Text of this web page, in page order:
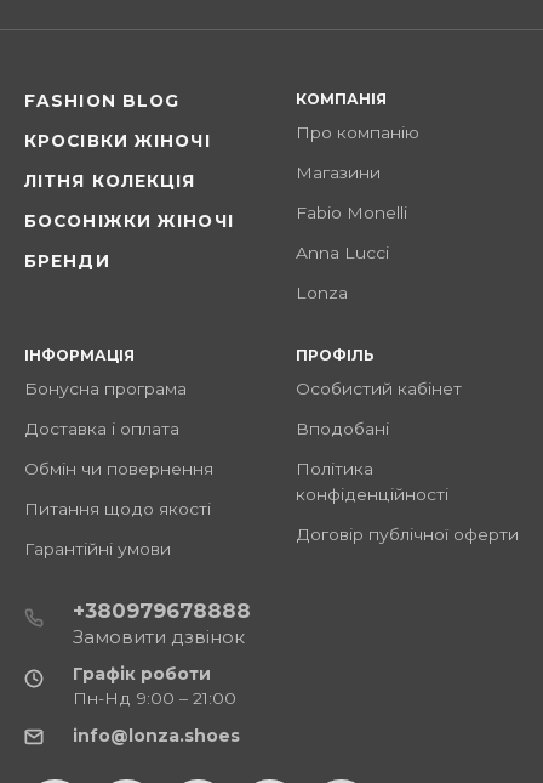
FASHION BLOG
КРОСІВКИ ЖІНОЧІ
ЛІТНЯ КОЛЕКЦІЯ
БОСОНІЖКИ ЖІНОЧІ
БРЕНДИ
КОМПАНІЯ
Про компанію
Магазини
Fabio Monelli
Anna Lucci
Lonza
ІНФОРМАЦІЯ
Бонусна програма
Доставка і оплата
Обмін чи повернення
Питання щодо якості
Гарантійні умови
ПРОФІЛЬ
Особистий кабінет
Вподобані
Політика
конфіденційності
Договір публічної оферти
+380979678888
Замовити дзвінок
Графік роботи
Пн-Нд 9:00 – 21:00
info@lonza.shoes